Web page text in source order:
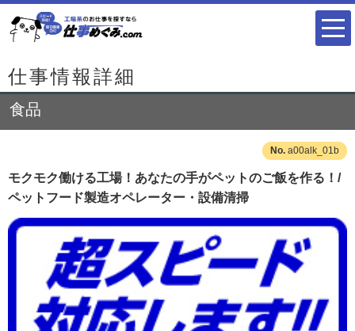
仕事情報詳細
食品
a00alk_01b
モクモク働ける工場！あなたの手がペットのご飯を作る！/
ペットフード製造オペレーター・設備清掃